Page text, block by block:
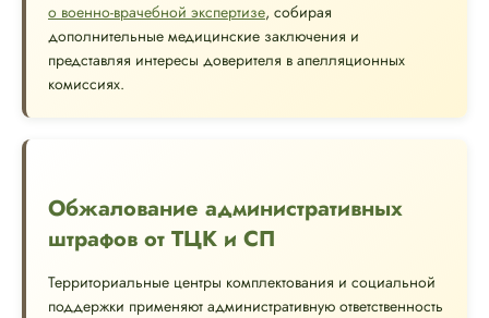
о военно-врачебной экспертизе, собирая
дополнительные медицинские заключения и
представляя интересы доверителя в апелляционных
комиссиях.
Обжалование административных
штрафов от ТЦК и СП
Территориальные центры комплектования и социальной
поддержки применяют административную ответственность